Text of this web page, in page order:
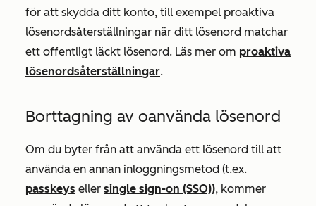
för att skydda ditt konto, till exempel proaktiva
lösenordsåterställningar när ditt lösenord matchar
ett offentligt läckt lösenord. Läs mer om proaktiva
lösenordsåterställningar.
Borttagning av oanvända lösenord
Om du byter från att använda ett lösenord till att
använda en annan inloggningsmetod (t.ex.
passkeys eller single sign-on (SSO)), kommer